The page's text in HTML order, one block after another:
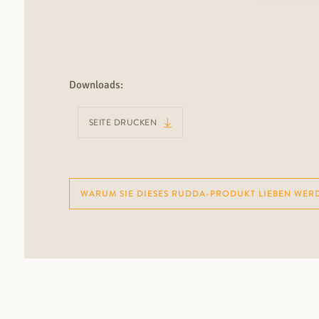
Downloads:
SEITE DRUCKEN
WARUM SIE DIESES RUDDA-PRODUKT LIEBEN